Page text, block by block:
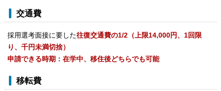
交通費
採用選考面接に要した往復交通費の1/2（上限14,000円、1回限
り、千円未満切捨）
申請できる時期：在学中、移住後どちらでも可能
移転費